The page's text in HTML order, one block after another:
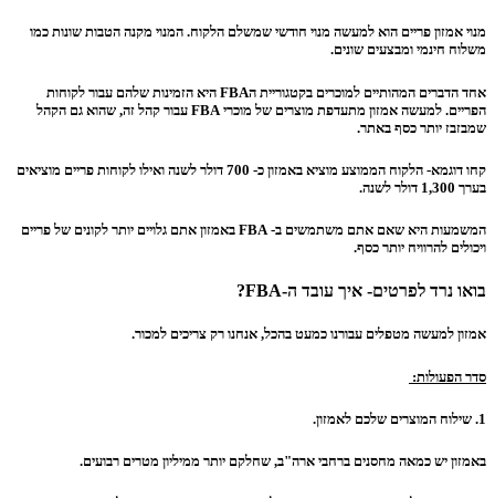
מנוי אמזון פריים הוא למעשה מנוי חודשי שמשלם הלקוח. המנוי מקנה הטבות שונות כמו
משלוח חינמי ומבצעים שונים.
אחד הדברים המהותיים למוכרים בקטגוריית הFBA היא הזמינות שלהם עבור לקוחות
הפריים. למעשה אמזון מתעדפת מוצרים של מוכרי FBA עבור קהל זה, שהוא גם הקהל
שמבזבז יותר כסף באתר.
קחו דוגמא- הלקוח הממוצע מוציא באמזון כ- 700 דולר לשנה ואילו לקוחות פריים מוציאים
בערך 1,300 דולר לשנה.
המשמעות היא שאם אתם משתמשים ב- FBA באמזון אתם גלויים יותר לקונים של פריים
ויכולים להרוויח יותר כסף.
בואו נרד לפרטים- איך עובד ה-FBA?
אמזון למעשה מטפלים עבורנו כמעט בהכל, אנחנו רק צריכים למכור.
סדר הפעולות:
1. שילוח המוצרים שלכם לאמזון.
באמזון יש כמאה מחסנים ברחבי ארה"ב, שחלקם יותר ממיליון מטרים רבועים.